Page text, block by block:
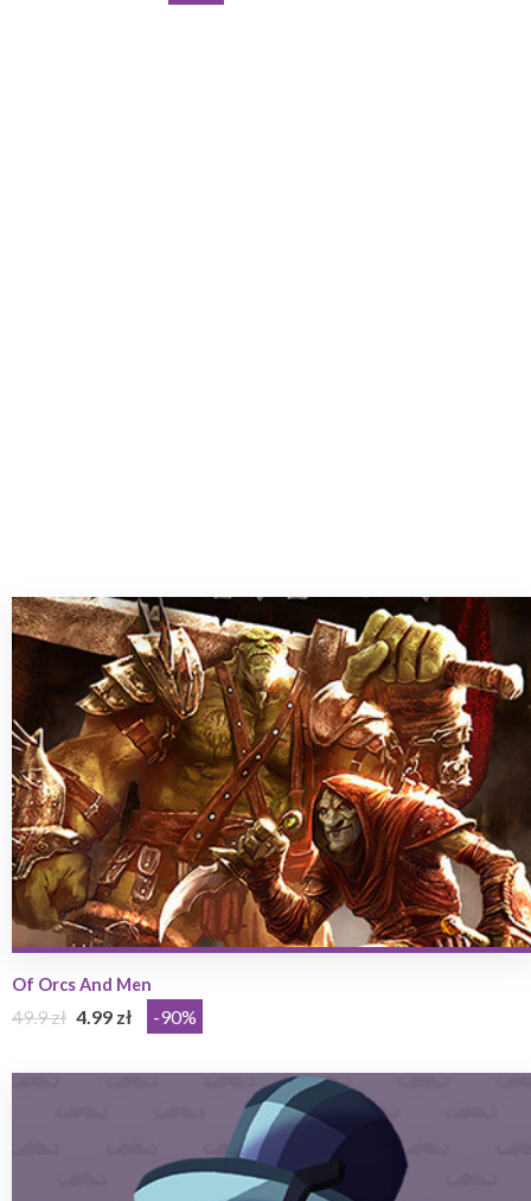
Of Orcs And Men
49.9 zł 4.99 zł -90%